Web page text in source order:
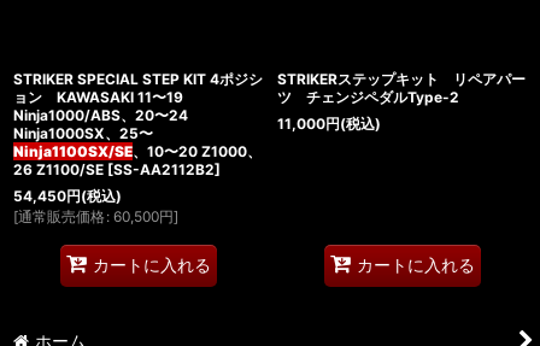
STRIKER SPECIAL STEP KIT 4ポジシ
ョン KAWASAKI 11〜19
Ninja1000/ABS、20〜24
Ninja1000SX、25〜
Ninja1100SX/SE、10〜20 Z1000、
26 Z1100/SE [SS-AA2112B2]
54,450円(税込)
[通常販売価格 : 60,500円]
カートに入れる
STRIKERステップキット リペアパー
ツ チェンジペダルType-2
11,000円(税込)
カートに入れる
ホーム